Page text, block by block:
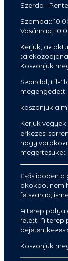
Szerda -
Szombat:
Vasárnap:
Kerjuk, az
Koszonjuk
Szandal, Fil-
megengedett.
koszonjuk a
Kerjuk
erkezesi
hogy
megertesuket
Esős idoben
okokbol nem
felszarad,
A terep palya
felett. A terep
bejelentkezes
Koszonjuk